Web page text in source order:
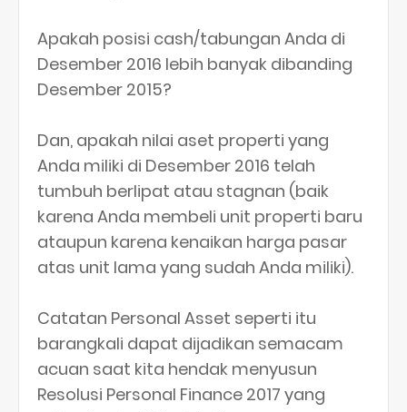
Apakah posisi cash/tabungan Anda di
Desember 2016 lebih banyak dibanding
Desember 2015?
Dan, apakah nilai aset properti yang
Anda miliki di Desember 2016 telah
tumbuh berlipat atau stagnan (baik
karena Anda membeli unit properti baru
ataupun karena kenaikan harga pasar
atas unit lama yang sudah Anda miliki).
Catatan Personal Asset seperti itu
barangkali dapat dijadikan semacam
acuan saat kita hendak menyusun
Resolusi Personal Finance 2017 yang